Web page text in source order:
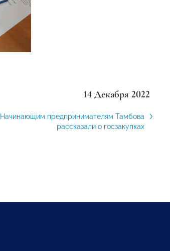
14 Декабря 2022
Начинающим предпринимателям Тамбова
рассказали о госзакупках